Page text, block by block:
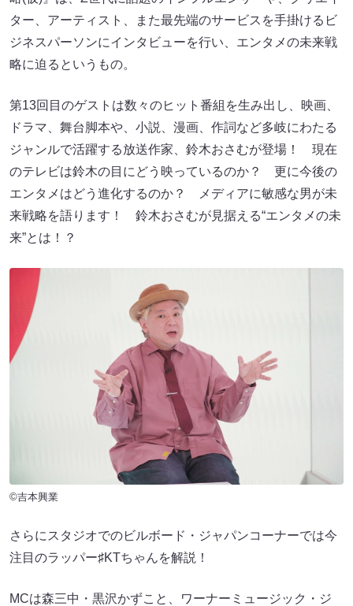
ター、アーティスト、また最先端のサービスを手掛けるビ
ジネスパーソンにインタビューを行い、エンタメの未来戦
略に迫るというもの。
第13回目のゲストは数々のヒット番組を生み出し、映画、
ドラマ、舞台脚本や、小説、漫画、作詞など多岐にわたる
ジャンルで活躍する放送作家、鈴木おさむが登場！ 現在
のテレビは鈴木の目にどう映っているのか？ 更に今後の
エンタメはどう進化するのか？ メディアに敏感な男が未
来戦略を語ります！ 鈴木おさむが見据える“エンタメの未
来”とは！？
©吉本興業
さらにスタジオでのビルボード・ジャパンコーナーでは今
注目のラッパー♯KTちゃんを解説！
MCは森三中・黒沢かずこと、ワーナーミュージック・ジ